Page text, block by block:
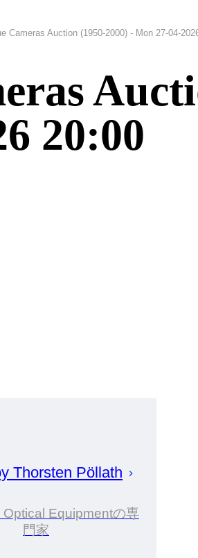
Cameras Auction (1950-2000) - Mon 27-04-
20:00
Thorsten Pöllath
Equipmentの専
門家